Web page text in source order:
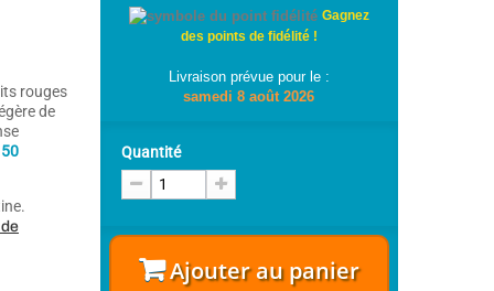
rouges
de
50
Gagnez
des points de fidélité !
Livraison prévue pour le :
samedi 8 août 2026
Quantité
Ajouter au panier